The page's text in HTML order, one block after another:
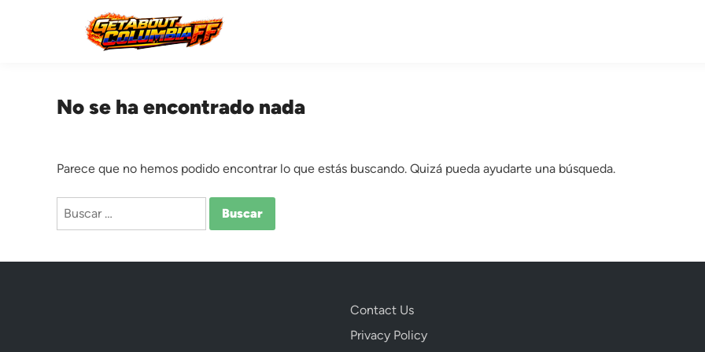
No se ha encontrado nada
Parece que no hemos podido encontrar lo que estás buscando. Quizá pueda ayudarte una búsqueda.
Buscar:
Contact Us
Privacy Policy